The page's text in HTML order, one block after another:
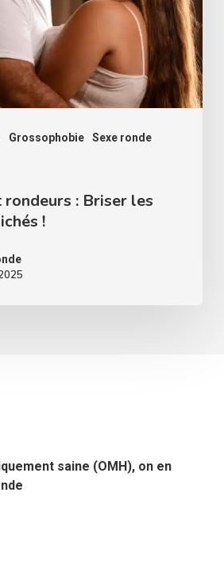
Grossophobie Sexe ronde
: Briser les
!
saine (OMH), on en